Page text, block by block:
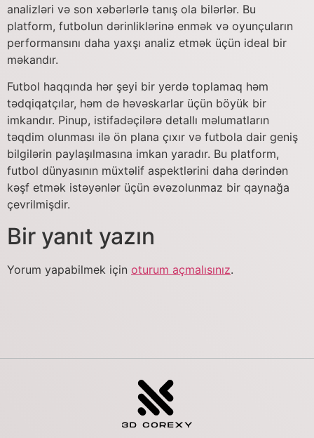
analizləri və son xəbərlərlə tanış ola bilərlər. Bu
platform, futbolun dərinliklərinə enmək və oyunçuların
performansını daha yaxşı analiz etmək üçün ideal bir
məkandır.
Futbol haqqında hər şeyi bir yerdə toplamaq həm
tədqiqatçılar, həm də həvəskarlar üçün böyük bir
imkandır. Pinup, istifadəçilərə detallı məlumatların
təqdim olunması ilə ön plana çıxır və futbola dair geniş
bilgilərin paylaşılmasına imkan yaradır. Bu platform,
futbol dünyasının müxtəlif aspektlərini daha dərindən
kəşf etmək istəyənlər üçün əvəzolunmaz bir qaynağa
çevrilmişdir.
Bir yanıt yazın
Yorum yapabilmek için oturum açmalısınız.